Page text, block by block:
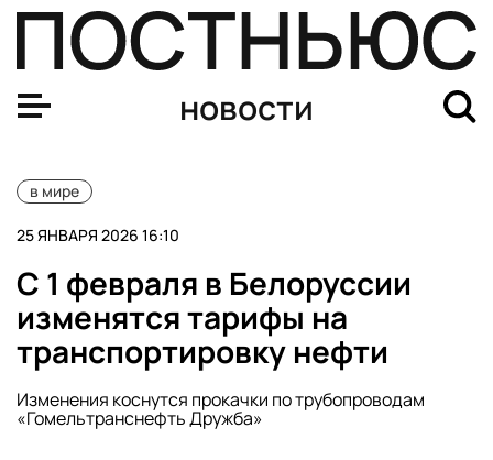
новости
в мире
25 ЯНВАРЯ 2026 16:10
С 1 февраля в Белоруссии
изменятся тарифы на
транспортировку нефти
Изменения коснутся прокачки по трубопроводам
«Гомельтранснефть Дружба»
Спрос на эскорт-услуги в Давосе вырос на 4000% во